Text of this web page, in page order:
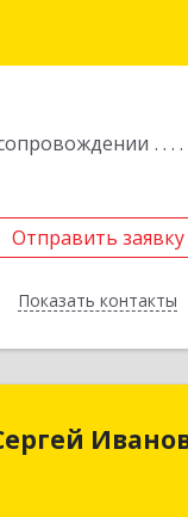
Отправить заявку
Показать контакты
обл,
Отправить заявку
Назад
обл,